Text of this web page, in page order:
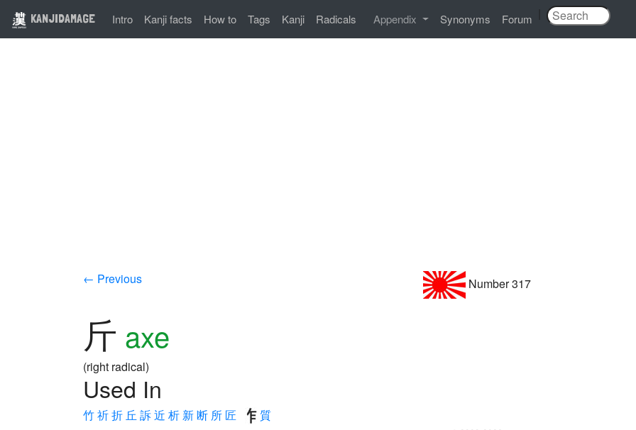
KANJIDAMAGE Intro Kanji facts How to Tags Kanji Radicals Appendix Synonyms Forum
← Previous Number 317
斤 axe
(right radical)
Used In
竹祈折 丘 訴近 析 新断 所 匠 質